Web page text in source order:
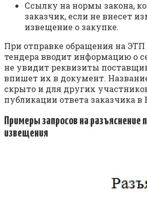
Ссылку на нормы закона,
заказчик, если не внесет
извещение о закупке.
При отправке обращения на
тендера вводит информацию о
не увидит реквизиты
впишет их в документ.
скрыто и для других
публикации ответа заказчика в
Примеры запросов на разъяснение
извещения